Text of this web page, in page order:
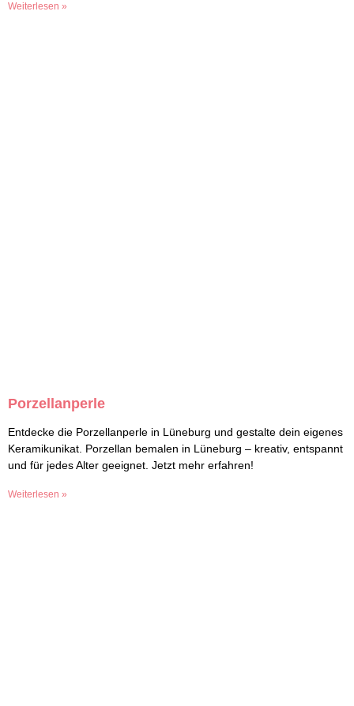
Weiterlesen »
Porzellanperle
Entdecke die Porzellanperle in Lüneburg und gestalte dein eigenes
Keramikunikat. Porzellan bemalen in Lüneburg – kreativ, entspannt
und für jedes Alter geeignet. Jetzt mehr erfahren!
Weiterlesen »